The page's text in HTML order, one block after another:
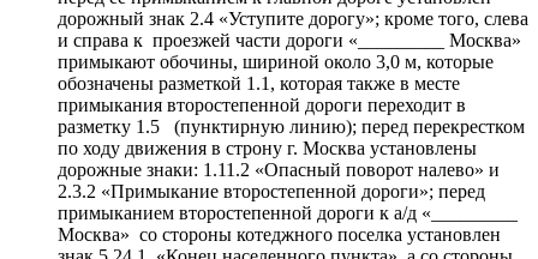
дорожный знак 2.4 «Уступите дорогу»; кроме того, слева
и справа к проезжей части дороги «_________ Москва»
примыкают обочины, шириной около 3,0 м, которые
обозначены разметкой 1.1, которая также в месте
примыкания второстепенной дороги переходит в
разметку 1.5 (пунктирную линию); перед перекрестком
по ходу движения в строну г. Москва установлены
дорожные знаки: 1.11.2 «Опасный поворот налево» и
2.3.2 «Примыкание второстепенной дороги»; перед
примыканием второстепенной дороги к а/д «_________
Москва» со стороны котеджного поселка установлен